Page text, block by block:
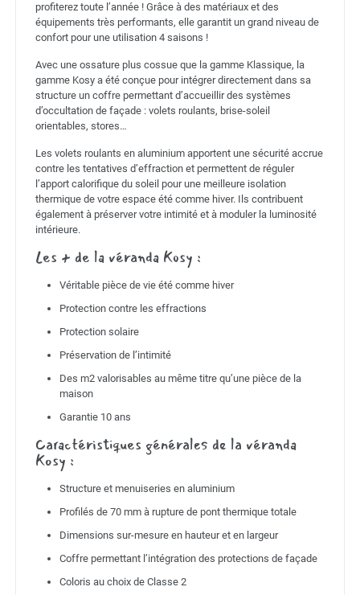
profiterez toute l’année ! Grâce à des matériaux et des
équipements très performants, elle garantit un grand niveau de
confort pour une utilisation 4 saisons !
Avec une ossature plus cossue que la gamme Klassique, la
gamme Kosy a été conçue pour intégrer directement dans sa
structure un coffre permettant d’accueillir des systèmes
d’occultation de façade : volets roulants, brise-soleil
orientables, stores…
Les volets roulants en aluminium apportent une sécurité accrue
contre les tentatives d’effraction et permettent de réguler
l’apport calorifique du soleil pour une meilleure isolation
thermique de votre espace été comme hiver. Ils contribuent
également à préserver votre intimité et à moduler la luminosité
intérieure.
Les + de la véranda Kosy :
Véritable pièce de vie été comme hiver
Protection contre les effractions
Protection solaire
Préservation de l’intimité
Des m2 valorisables au même titre qu’une pièce de la
maison
Garantie 10 ans
Caractéristiques générales de la véranda
Kosy :
Structure et menuiseries en aluminium
Profilés de 70 mm à rupture de pont thermique totale
Dimensions sur-mesure en hauteur et en largeur
Coffre permettant l’intégration des protections de façade
Coloris au choix de Classe 2